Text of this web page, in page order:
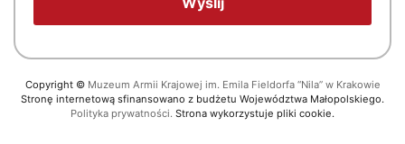
Copyright © Muzeum Armii Krajowej im. Emila Fieldorfa “Nila” w Krakowie
Stronę internetową sfinansowano z budżetu Województwa Małopolskiego.
Polityka prywatności. Strona wykorzystuje pliki cookie.